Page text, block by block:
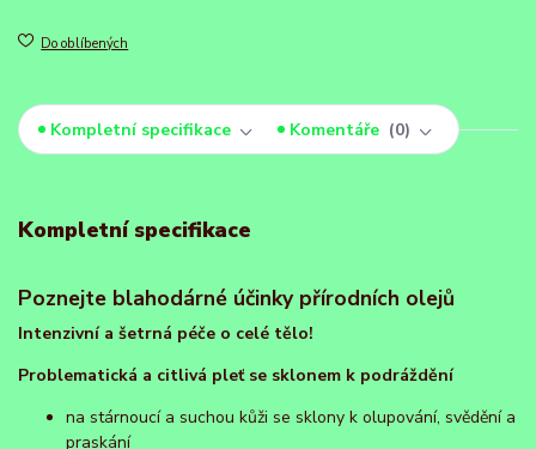
Do oblíbených
Kompletní specifikace Komentáře 0
Kompletní specifikace
Poznejte blahodárné účinky přírodních olejů
Intenzivní a šetrná péče o celé tělo!
Problematická a citlivá pleť se sklonem k podráždění
na stárnoucí a suchou kůži se sklony k olupování, svědění a
praskání